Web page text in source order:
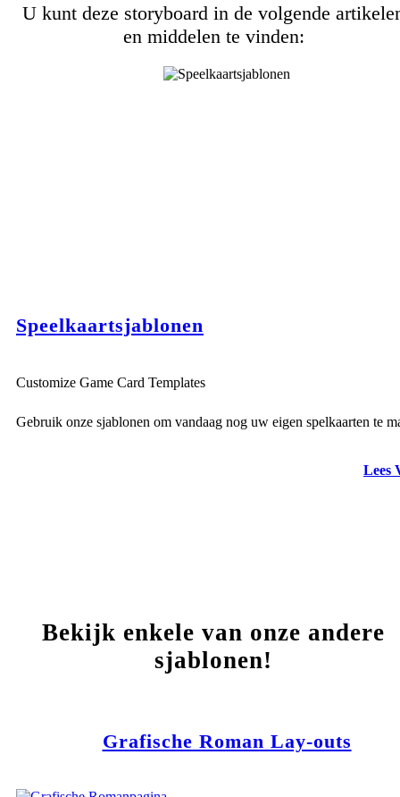
U kunt deze storyboard in de volgende
en middelen te vinden:
Speelkaartsjablonen
Customize Game Card Templates
Gebruik onze sjablonen om vandaag nog uw eigen spelkaarten te
Lees
Bekijk enkele van onze andere
sjablonen!
Grafische Roman Lay-outs